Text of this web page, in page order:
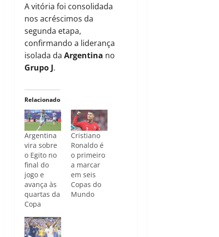
A vitória foi consolidada
nos acréscimos da
segunda etapa,
confirmando a liderança
isolada da Argentina no
Grupo J.
Relacionado
Argentina
vira sobre
o Egito no
final do
jogo e
avança às
quartas da
Copa
Cristiano
Ronaldo é
o primeiro
a marcar
em seis
Copas do
Mundo